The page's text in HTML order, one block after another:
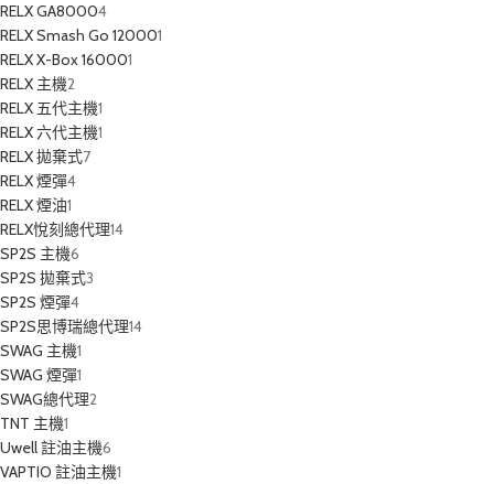
RELX GA80004
RELX Smash Go 120001
RELX X-Box 160001
RELX 主機2
RELX 五代主機1
RELX 六代主機1
RELX 拋棄式7
RELX 煙彈4
RELX 煙油1
RELX悅刻總代理14
SP2S 主機6
SP2S 拋棄式3
SP2S 煙彈4
SP2S思博瑞總代理14
SWAG 主機1
SWAG 煙彈1
SWAG總代理2
TNT 主機1
Uwell 註油主機6
VAPTIO 註油主機1